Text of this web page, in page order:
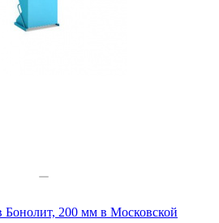
Бонолит, 200 мм в Московской